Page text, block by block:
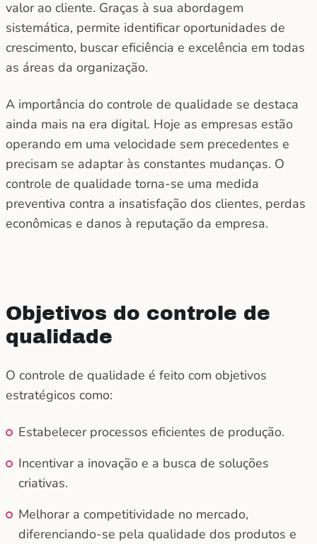
valor ao cliente. Graças à sua abordagem
sistemática, permite identificar oportunidades de
crescimento, buscar eficiência e excelência em todas
as áreas da organização.
A importância do controle de qualidade se destaca
ainda mais na era digital. Hoje as empresas estão
operando em uma velocidade sem precedentes e
precisam se adaptar às constantes mudanças. O
controle de qualidade torna-se uma medida
preventiva contra a insatisfação dos clientes, perdas
econômicas e danos à reputação da empresa.
Objetivos do controle de
qualidade
O controle de qualidade é feito com objetivos
estratégicos como:
Estabelecer processos eficientes de produção.
Incentivar a inovação e a busca de soluções
criativas.
Melhorar a competitividade no mercado,
diferenciando-se pela qualidade dos produtos e